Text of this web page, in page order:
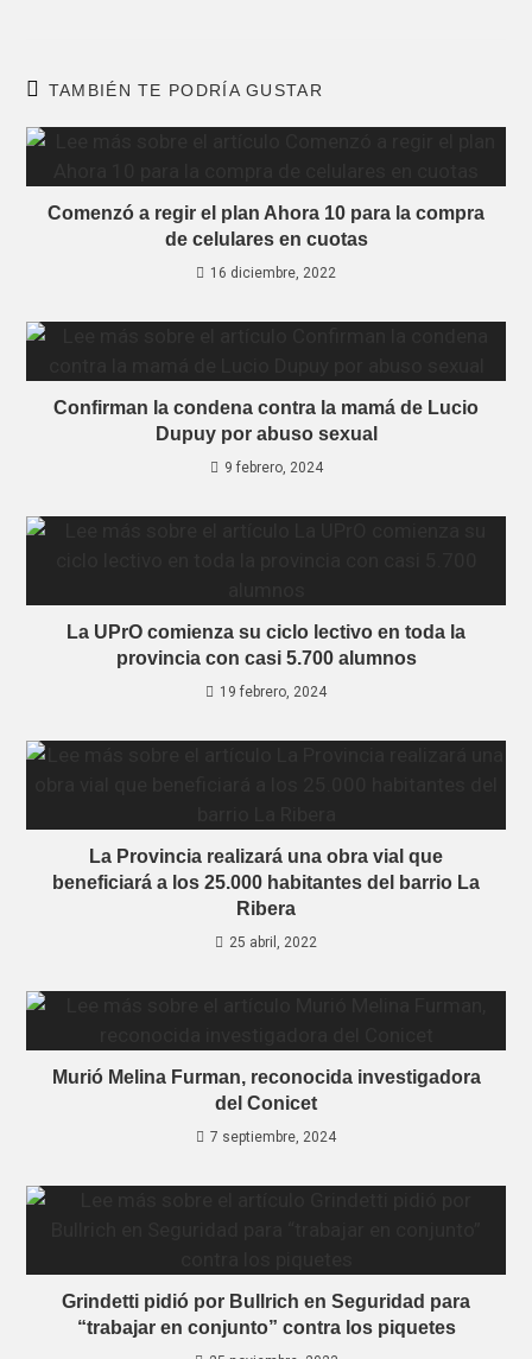
TAMBIÉN TE PODRÍA GUSTAR
Comenzó a regir el plan Ahora 10 para la compra
de celulares en cuotas
16 diciembre, 2022
Confirman la condena contra la mamá de Lucio
Dupuy por abuso sexual
9 febrero, 2024
La UPrO comienza su ciclo lectivo en toda la
provincia con casi 5.700 alumnos
19 febrero, 2024
La Provincia realizará una obra vial que
beneficiará a los 25.000 habitantes del barrio La
Ribera
25 abril, 2022
Murió Melina Furman, reconocida investigadora
del Conicet
7 septiembre, 2024
Grindetti pidió por Bullrich en Seguridad para
“trabajar en conjunto” contra los piquetes